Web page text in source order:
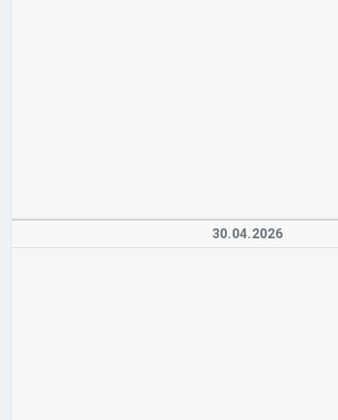
30.04.2026